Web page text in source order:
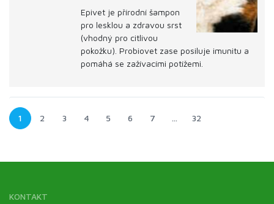
Epivet je přírodní šampon
pro lesklou a zdravou srst
(vhodný pro citlivou
pokožku). Probiovet zase posiluje imunitu a
pomáhá se zažívacími potížemi.
1 2 3 4 5 6 7 … 32
KONTAKT